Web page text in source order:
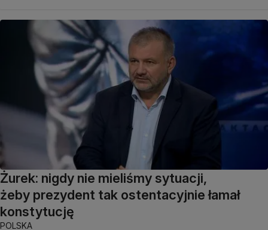
Żurek: nigdy nie mieliśmy sytuacji,
żeby prezydent tak ostentacyjnie łamał
konstytucję
POLSKA